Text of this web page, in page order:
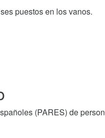
puestos en los vanos.
(PARES) de